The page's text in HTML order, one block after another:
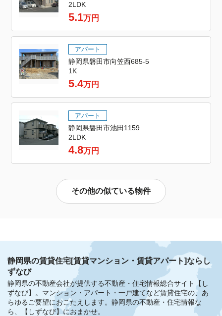
2LDK
5.1万円
アパート
静岡県磐田市向笠西685-5
1K
5.4万円
アパート
静岡県磐田市池田1159
2LDK
4.8万円
その他の似ている物件
静岡県の賃貸住宅[賃貸マンション・賃貸アパート]ならし
ずなび
静岡県の不動産会社が提供する不動産・住宅情報総合サイト【し
ずなび】。 マンション・アパート・一戸建てなど賃貸住宅の、あ
らゆるご要望におこたえします。 静岡県の不動産・住宅情報な
ら、【しずなび】におまかせ。